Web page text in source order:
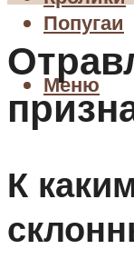
Попугаи
Меню
К